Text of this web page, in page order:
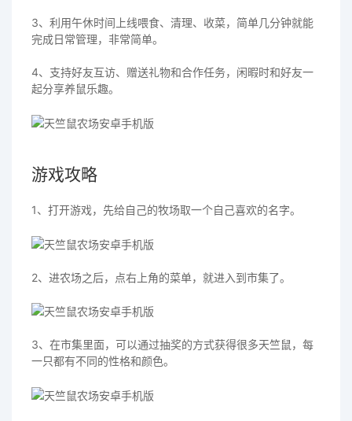
3、利用午休时间上线喂食、清理、收菜，简单几分钟就能
完成日常管理，非常简单。
4、支持好友互访、赠送礼物和合作任务，闲暇时和好友一
起分享养鼠乐趣。
游戏攻略
1、打开游戏，先给自己的牧场取一个自己喜欢的名字。
2、进农场之后，点右上角的菜单，就进入到市集了。
3、在市集里面，可以通过抽奖的方式获得很多天竺鼠，每
一只都有不同的性格和颜色。